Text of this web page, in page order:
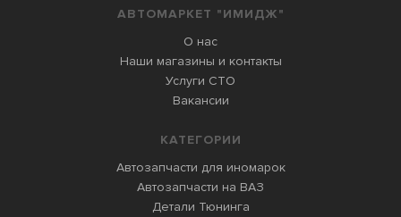
АВТОМАРКЕТ "ИМИДЖ"
О нас
Наши магазины и контакты
Услуги СТО
Вакансии
КАТЕГОРИИ
Автозапчасти для иномарок
Автозапчасти на ВАЗ
Детали Тюнинга